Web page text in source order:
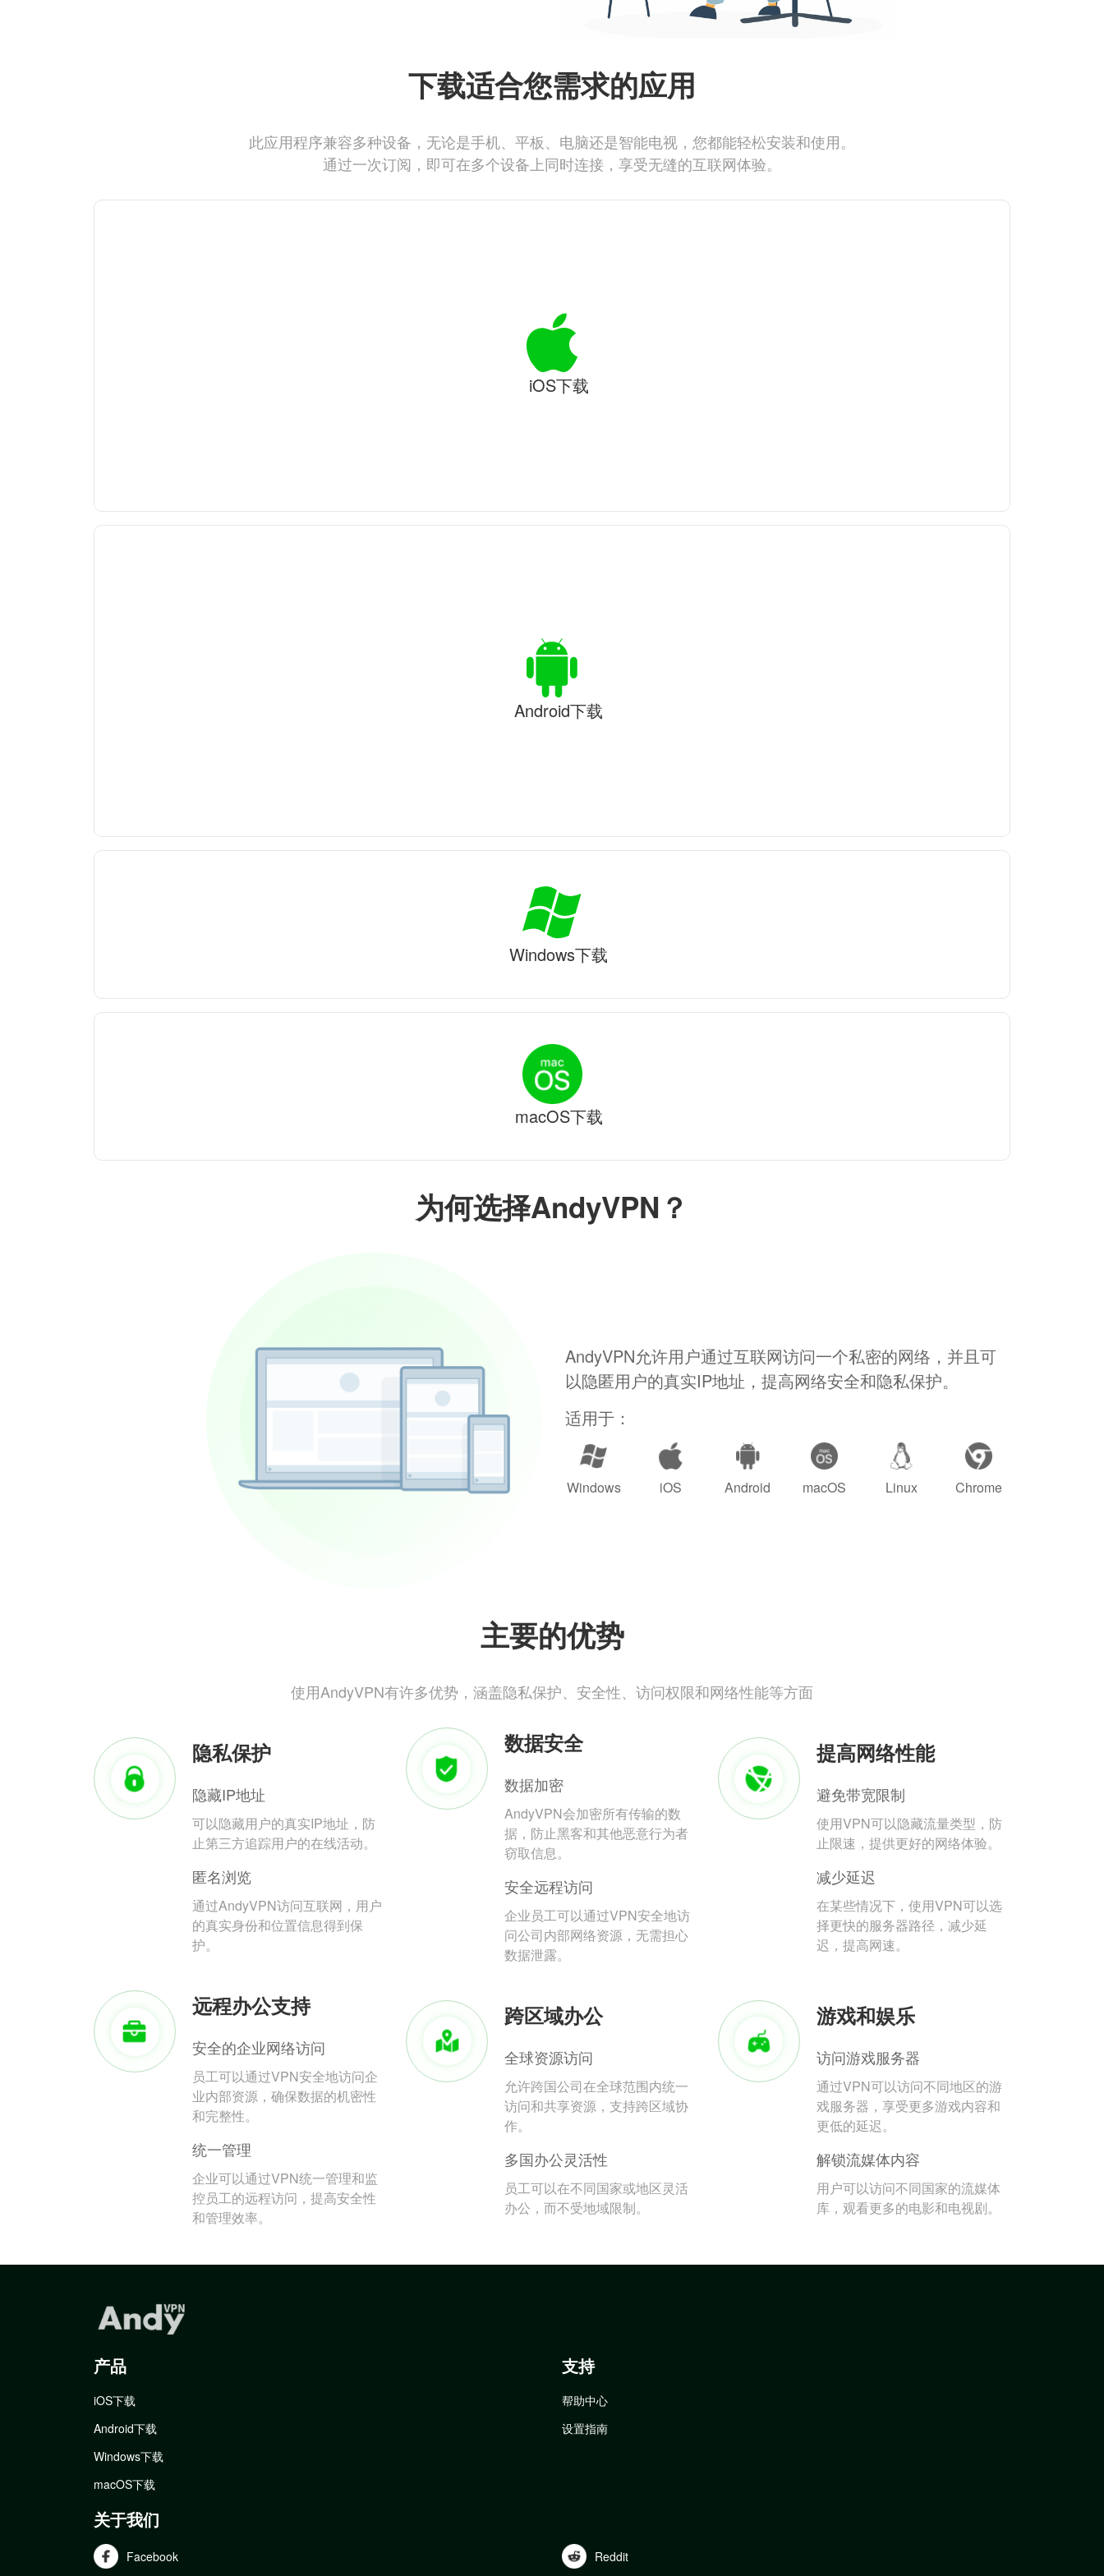
为何选择AndyVPN？
AndyVPN允许用户通过互联网访问一个私密的网络，并且可
以隐匿用户的真实IP地址，提高网络安全和隐私保护。
适用于：
Windows iOS Android macOS Linux Chrome
主要的优势
使用AndyVPN有许多优势，涵盖隐私保护、安全性、访问权限和网络性能等方面
隐私保护
隐藏IP地址
可以隐藏用户的真实IP地址，防
止第三方追踪用户的在线活动。
匿名浏览
通过AndyVPN访问互联网，用户
的真实身份和位置信息得到保
护。
数据安全
数据加密
AndyVPN会加密所有传输的数
据，防止黑客和其他恶意行为者
窃取信息。
安全远程访问
企业员工可以通过VPN安全地访
问公司内部网络资源，无需担心
数据泄露。
提高网络性能
避免带宽限制
使用VPN可以隐藏流量类型，防
止限速，提供更好的网络体验。
减少延迟
在某些情况下，使用VPN可以选
择更快的服务器路径，减少延
迟，提高网速。
远程办公支持
安全的企业网络访问
员工可以通过VPN安全地访问企
业内部资源，确保数据的机密性
和完整性。
统一管理
企业可以通过VPN统一管理和监
控员工的远程访问，提高安全性
和管理效率。
跨区域办公
全球资源访问
允许跨国公司在全球范围内统一
访问和共享资源，支持跨区域协
作。
多国办公灵活性
员工可以在不同国家或地区灵活
办公，而不受地域限制。
游戏和娱乐
访问游戏服务器
通过VPN可以访问不同地区的游
戏服务器，享受更多游戏内容和
更低的延迟。
解锁流媒体内容
用户可以访问不同国家的流媒体
库，观看更多的电影和电视剧。
下载适合您需求的应用
此应用程序兼容多种设备，无论是手机、平板、电脑还是智能电视，您都能轻松安装和使用。
通过一次订阅，即可在多个设备上同时连接，享受无缝的互联网体验。
iOS下载
Android下载
Windows下载
macOS下载
产品
iOS下载
Android下载
Windows下载
macOS下载
支持
帮助中心
设置指南
关于我们
Facebook Reddit